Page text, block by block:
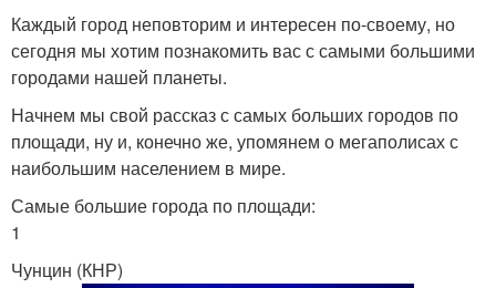
Каждый город неповторим и интересен по-своему, но
сегодня мы хотим познакомить вас с самыми большими
городами нашей планеты.
Начнем мы свой рассказ с самых больших городов по
площади, ну и, конечно же, упомянем о мегаполисах с
наибольшим населением в мире.
Самые большие города по площади:
1
Чунцин (КНР)